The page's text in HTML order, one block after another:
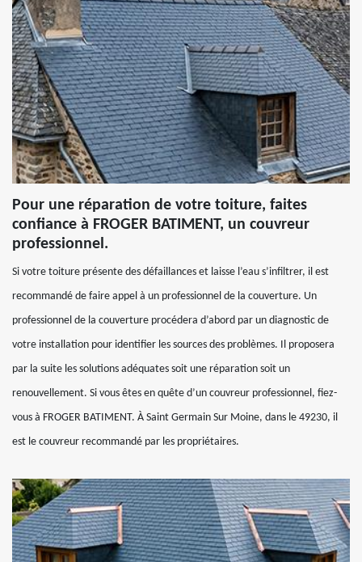
Pour une réparation de votre toiture, faites
confiance à FROGER BATIMENT, un couvreur
professionnel.
Si votre toiture présente des défaillances et laisse l’eau s’infiltrer, il est
recommandé de faire appel à un professionnel de la couverture. Un
professionnel de la couverture procédera d’abord par un diagnostic de
votre installation pour identifier les sources des problèmes. Il proposera
par la suite les solutions adéquates soit une réparation soit un
renouvellement. Si vous êtes en quête d’un couvreur professionnel, fiez-
vous à FROGER BATIMENT. À Saint Germain Sur Moine, dans le 49230, il
est le couvreur recommandé par les propriétaires.